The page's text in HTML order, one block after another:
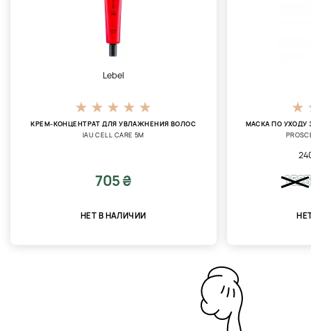
Lebel
КРЕМ-КОНЦЕНТРАТ ДЛЯ УВЛАЖНЕНИЯ ВОЛОС
IAU CELL CARE 5M
705 ₴
НЕТ В НАЛИЧИИ
МАСКА ПО
1523